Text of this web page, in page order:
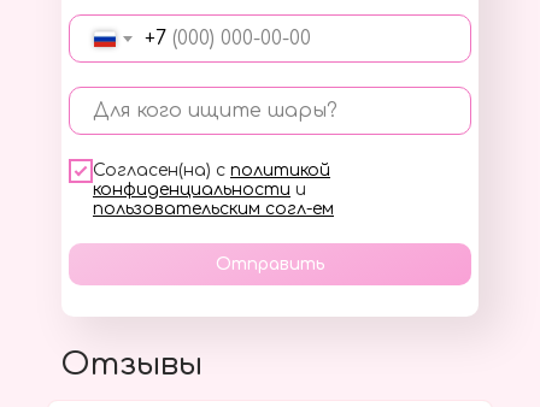
+7
Для кого ищите шары?
Согласен(на) с политикой
конфиденциальности и
пользовательским согл-ем
Отправить
Отзывы